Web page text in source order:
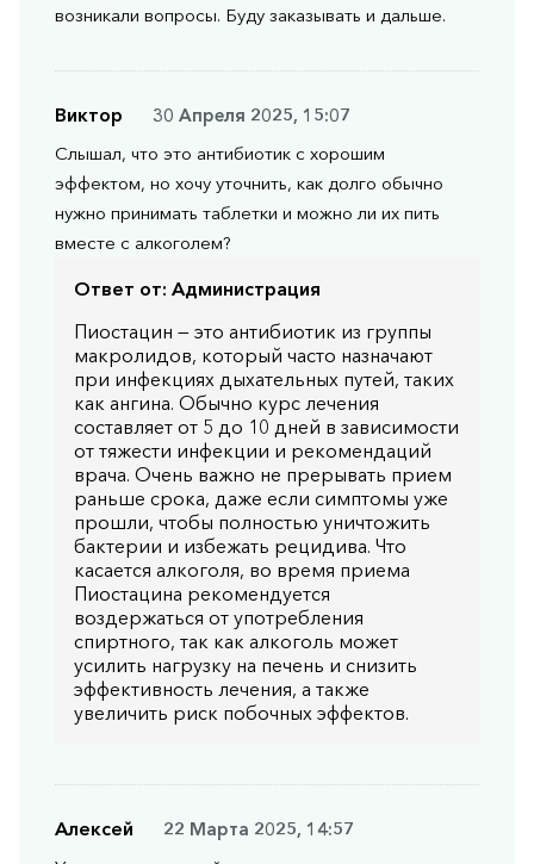
возникали вопросы. Буду заказывать и дальше.
Виктор
30 Апреля 2025, 15:07
Слышал, что это антибиотик с хорошим
эффектом, но хочу уточнить, как долго обычно
нужно принимать таблетки и можно ли их пить
вместе с алкоголем?
Ответ от: Администрация
Пиостацин — это антибиотик из группы
макролидов, который часто назначают
при инфекциях дыхательных путей, таких
как ангина. Обычно курс лечения
составляет от 5 до 10 дней в зависимости
от тяжести инфекции и рекомендаций
врача. Очень важно не прерывать прием
раньше срока, даже если симптомы уже
прошли, чтобы полностью уничтожить
бактерии и избежать рецидива. Что
касается алкоголя, во время приема
Пиостацина рекомендуется
воздержаться от употребления
спиртного, так как алкоголь может
усилить нагрузку на печень и снизить
эффективность лечения, а также
увеличить риск побочных эффектов.
Алексей
22 Марта 2025, 14:57